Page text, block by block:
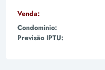
Venda:
Condomínio:
Previsão IPTU: